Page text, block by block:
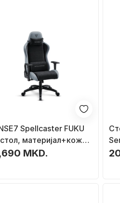
Spellcaster FUKU
материјал+кожа,
сивоMKD.